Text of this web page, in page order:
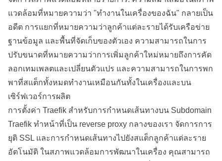
แวดล้อมที่หมายความว่า "ทำงานในเครื่องของฉัน" กลายเป็น
อดีต การแยกที่หมายความว่าลูกค้าแต่ละรายได้รับเครือข่าย
ฐานข้อมูล และพื้นที่จัดเก็บของตัวเอง ความสามารถในการ
ปรับขนาดที่หมายความว่าการเพิ่มลูกค้าใหม่หมายถึงการคัด
ลอกเทมเพลตและเปลี่ยนตัวแปร และความสามารถในการพก
พาที่สแต็กทั้งหมดทำงานเหมือนกันทั้งในเครื่องและบน
เซิร์ฟเวอร์การผลิต
การตั้งค่า Traefik สำหรับการกำหนดเส้นทางบน Subdomain
Traefik ทำหน้าที่เป็น reverse proxy กลางของเรา จัดการการ
ยุติ SSL และการกำหนดเส้นทางไปยังสแต็กลูกค้าแต่ละราย
อัตโนมัติ ในสภาพแวดล้อมการพัฒนาในเครื่อง คุณสามารถ